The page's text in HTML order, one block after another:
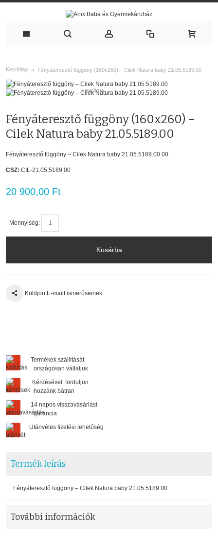
Kezdőlap Fényáteresztő függöny (160x260) – Cilek Natura baby 21.05.5189.00
Loading...
Fényáteresztő függöny (160x260) –
Cilek Natura baby 21.05.5189.00
Fényáteresztő függöny – Cilek Natura baby 21.05.5189.00 00
CSZ: CIL-21.05.5189.00
20 900,00 Ft
Mennyiség:
Kosárba
Küldjön E-mailt ismerőseinek
Termékek szállítását
országosan vállaljuk
Kérdésével forduljon
hozzánk bátran
14 napos visszavásárlási
garancia
Utánvétes fizetési lehetőség
Termék leírás
Fényáteresztő függöny – Cilek Natura baby 21.05.5189.00
További információk